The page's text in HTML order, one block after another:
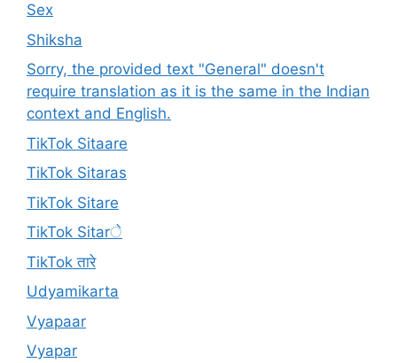
Sex
Shiksha
Sorry, the provided text "General" doesn't
require translation as it is the same in the Indian
context and English.
TikTok Sitaare
TikTok Sitaras
TikTok Sitare
TikTok Sitarे
TikTok तारे
Udyamikarta
Vyapaar
Vyapar